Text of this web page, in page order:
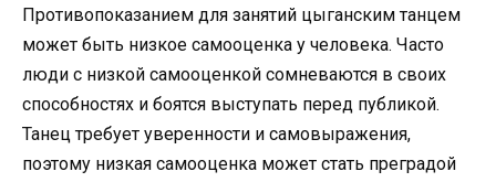
Противопоказанием для занятий цыганским танцем
может быть низкое самооценка у человека. Часто
люди с низкой самооценкой сомневаются в своих
способностях и боятся выступать перед публикой.
Танец требует уверенности и самовыражения,
поэтому низкая самооценка может стать преградой